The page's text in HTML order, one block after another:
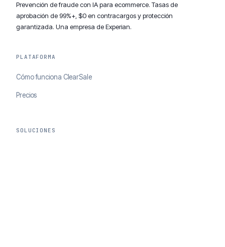
Prevención de fraude con IA para ecommerce. Tasas de
aprobación de 99%+, $0 en contracargos y protección
garantizada. Una empresa de Experian.
PLATAFORMA
Cómo funciona ClearSale
Precios
SOLUCIONES